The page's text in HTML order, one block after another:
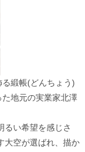
緞帳(どんちょう)
た地元の実業家北澤
い希望を感じさ
大空が選ばれ、描か